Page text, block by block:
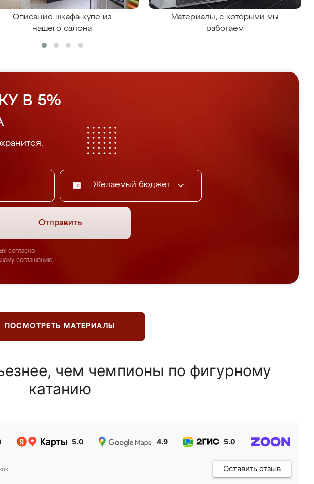
Описание шкафа-купе из
нашего салона
Материалы, с которыми мы
работаем
В 5%
Желаемый бюджет
Отправить
согласно
соглашению
ПОСМОТРЕТЬ МАТЕРИАЛЫ
чем чемпионы по фигурному
катанию
5.0 4.9 5.0
Оставить отзыв